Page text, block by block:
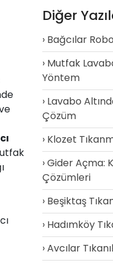
Diğer
Bağcılar
Mutfak
Yöntem
Lavabo
Çözüm
Klozet
Gider Açma:
Çözümleri
Beşiktaş
Hadımköy
Avcılar